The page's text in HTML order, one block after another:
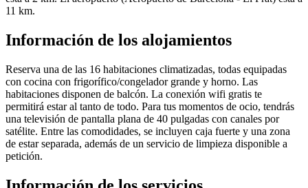
11 km.
Información de los alojamientos
Reserva una de las 16 habitaciones climatizadas, todas equipadas
con cocina con frigorífico/congelador grande y horno. Las
habitaciones disponen de balcón. La conexión wifi gratis te
permitirá estar al tanto de todo. Para tus momentos de ocio, tendrás
una televisión de pantalla plana de 40 pulgadas con canales por
satélite. Entre las comodidades, se incluyen caja fuerte y una zona
de estar separada, además de un servicio de limpieza disponible a
petición.